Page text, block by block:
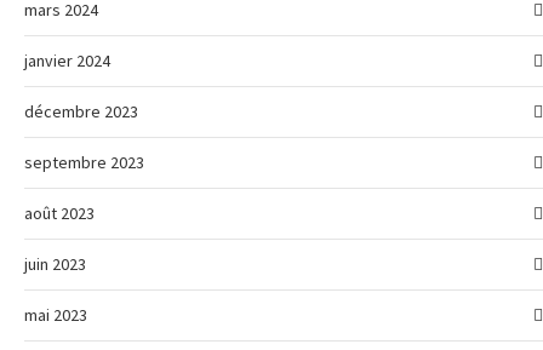
mars 2024
janvier 2024
décembre 2023
septembre 2023
août 2023
juin 2023
mai 2023